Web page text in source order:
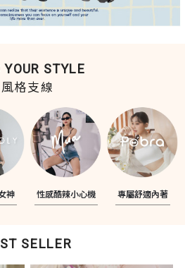
STYLE
風格支線
神 性感酷辣小心機 專屬舒適內著
SELLER